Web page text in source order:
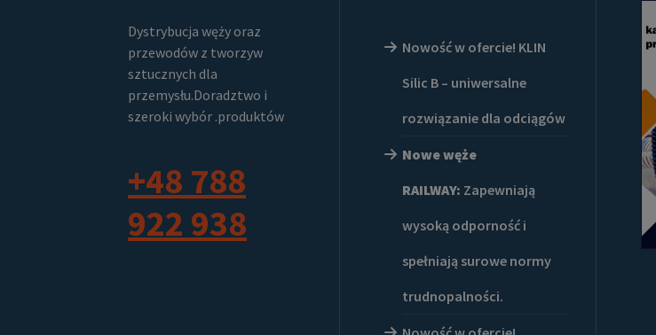
Dystrybucja węży oraz
przewodów z tworzyw
sztucznych dla
przemysłu.Doradztwo i
szeroki wybór .produktów
+48 788
922 938
Nowość w ofercie! KLIN
Silic B – uniwersalne
rozwiązanie dla odciągów
Nowe węże
RAILWAY: Zapewniają
wysoką odporność i
spełniają surowe normy
trudnopalności.